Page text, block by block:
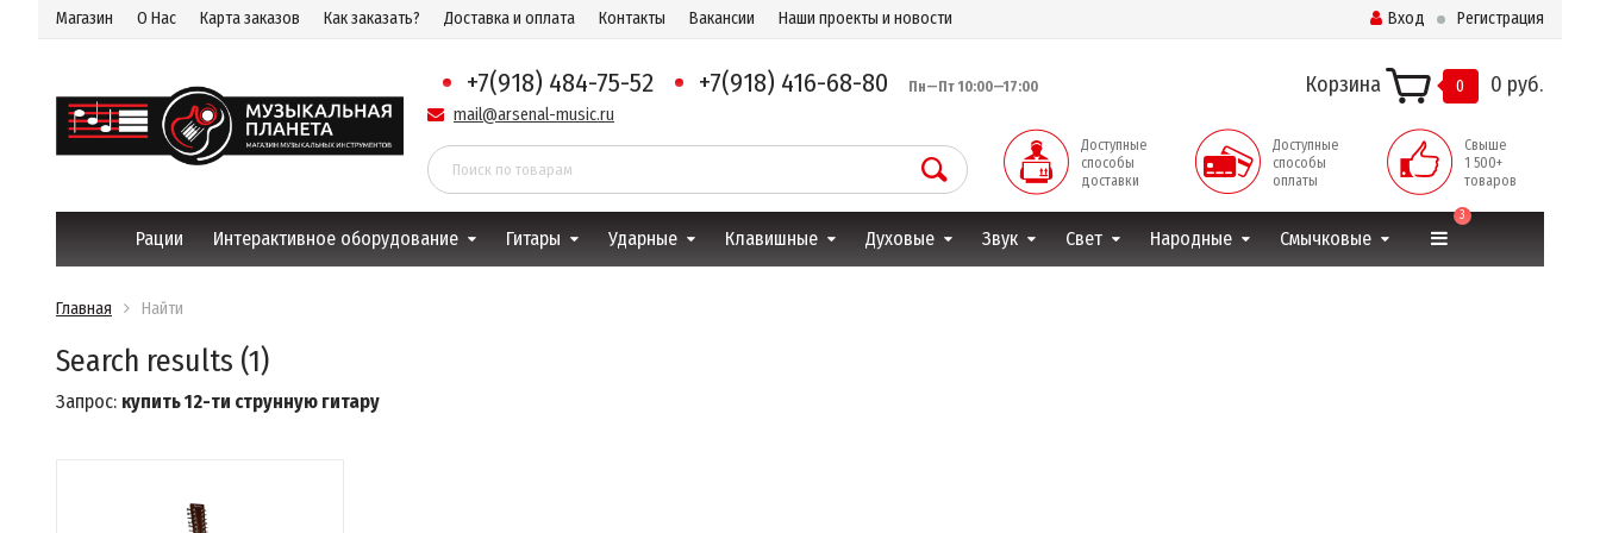
Магазин О Нас Карта заказов Как заказать? Доставка и оплата Контакты Вакансии Наши проекты и новости Вход Регистрация
+7(918) 484-75-52 +7(918) 416-68-80 Пн—Пт 10:00—17:00
mail@arsenal-music.ru
Корзина 0 0 руб.
Доступные
способы
доставки
Доступные
способы
оплаты
Свыше
1 500+
товаров
Рации Интерактивное оборудование Гитары Ударные Клавишные Духовые Звук Свет Народные Смычковые
3
Главная Найти
Search results (1)
Запрос: купить 12-ти струнную гитару